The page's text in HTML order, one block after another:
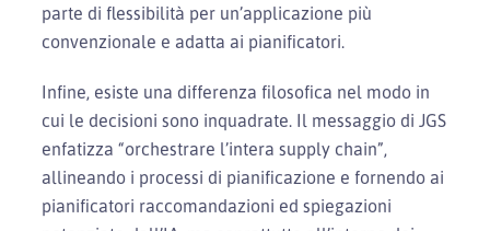
parte di flessibilità per un’applicazione più
convenzionale e adatta ai pianificatori.
Infine, esiste una differenza filosofica nel modo in
cui le decisioni sono inquadrate. Il messaggio di JGS
enfatizza “orchestrare l’intera supply chain”,
allineando i processi di pianificazione e fornendo ai
pianificatori raccomandazioni ed spiegazioni